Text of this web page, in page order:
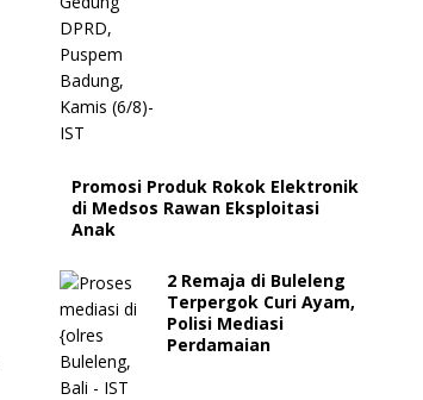
Promosi Produk Rokok Elektronik
di Medsos Rawan Eksploitasi
Anak
2 Remaja di Buleleng
Terpergok Curi Ayam,
Polisi Mediasi
Perdamaian